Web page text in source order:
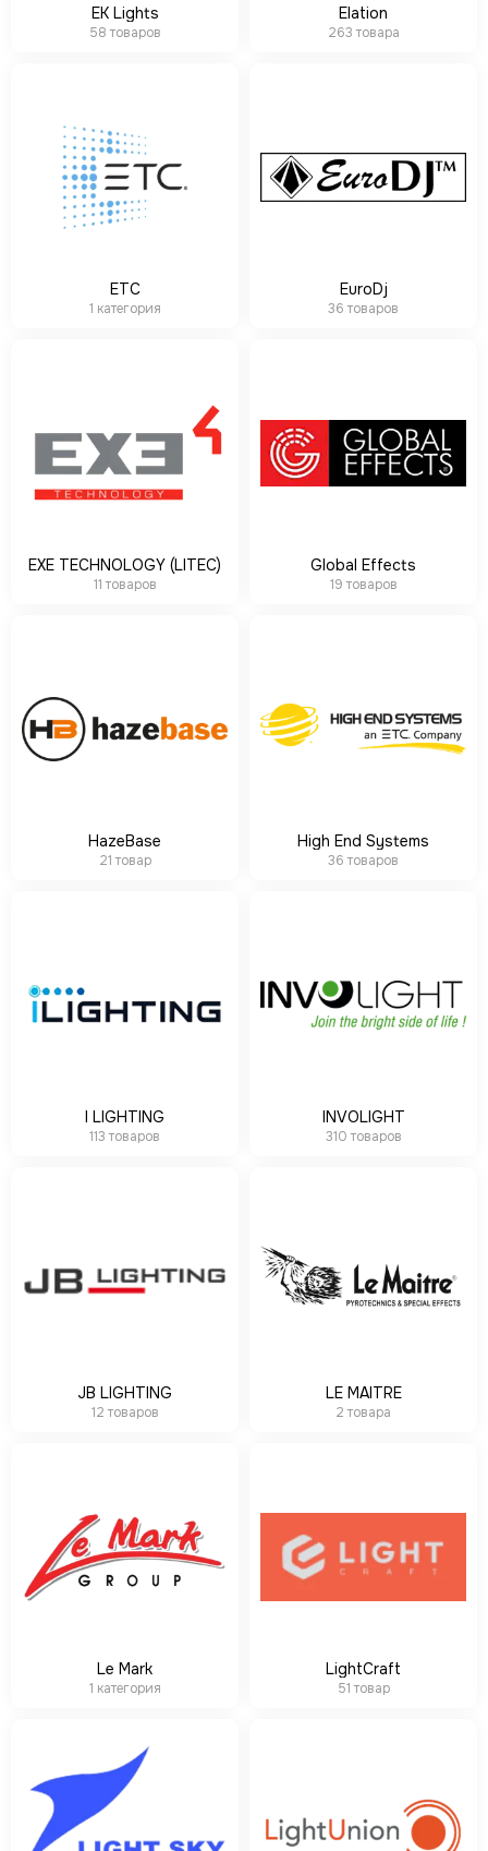
EK Lights
58 товаров
Elation
263 товара
ETC
1 категория
EuroDj
36 товаров
EXE TECHNOLOGY (LITEC)
11 товаров
Global Effects
19 товаров
HazeBase
21 товар
High End Systems
36 товаров
I LIGHTING
113 товаров
INVOLIGHT
310 товаров
JB LIGHTING
12 товаров
LE MAITRE
2 товара
Le Mark
1 категория
LightCraft
51 товар